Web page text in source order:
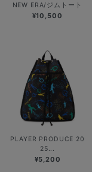
NEW ERA/ジムトート
¥10,500
PLAYER PRODUCE 20
25...
¥5,200